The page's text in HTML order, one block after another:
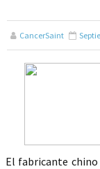
CancerSaint
El fabricante